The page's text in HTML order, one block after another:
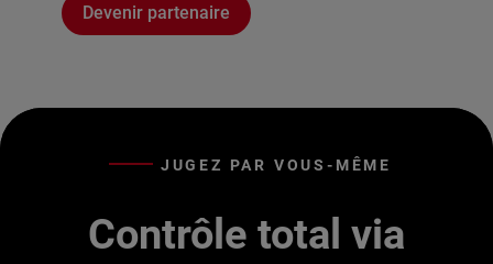
Devenir partenaire
JUGEZ PAR VOUS-MÊME
Contrôle total via